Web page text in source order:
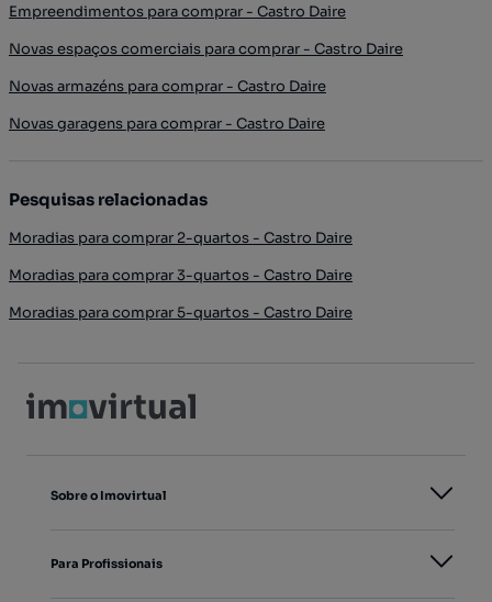
Empreendimentos para comprar - Castro Daire
Novas espaços comerciais para comprar - Castro Daire
Novas armazéns para comprar - Castro Daire
Novas garagens para comprar - Castro Daire
Pesquisas relacionadas
Moradias para comprar 2-quartos - Castro Daire
Moradias para comprar 3-quartos - Castro Daire
Moradias para comprar 5-quartos - Castro Daire
Sobre o Imovirtual
Para Profissionais